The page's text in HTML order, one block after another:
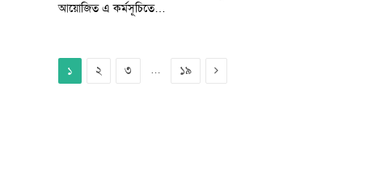
আয়োজিত এ কর্মসূচিতে…
১ ২ ৩ … ১৯ Next